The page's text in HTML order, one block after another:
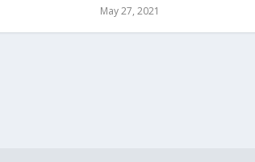
May 27, 2021